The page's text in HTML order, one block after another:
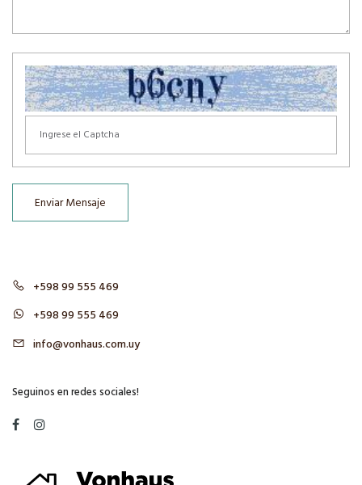
Enviar Mensaje
+598 99 555 469
+598 99 555 469
info@vonhaus.com.uy
Seguinos en redes sociales!